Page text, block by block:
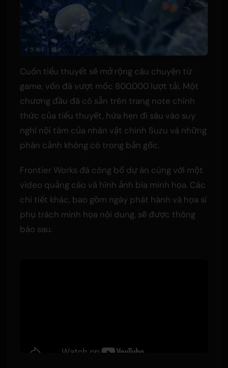
Cuốn tiểu thuyết sẽ mở rộng câu chuyện từ
game, vốn đã vượt mốc 800.000 lượt tải. Một
chương đầu đã có sẵn trên trang note chính
thức của tiểu thuyết, hứa hẹn đi sâu vào suy
nghĩ nội tâm của nhân vật chính Suzu và những
phân cảnh không có trong bản gốc.
Frontier Works đã công bố dự án cùng với một
video quảng cáo và hình ảnh bìa minh họa. Các
chi tiết khác, bao gồm ngày phát hành và họa sĩ
phụ trách minh họa nội dung, sẽ được thông
báo sau.